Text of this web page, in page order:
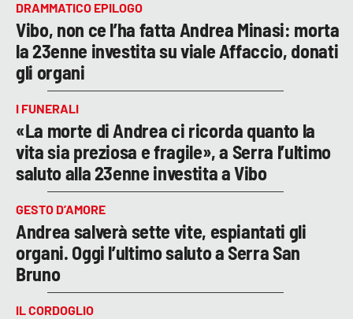
DRAMMATICO EPILOGO
Vibo, non ce l’ha fatta Andrea Minasi: morta
la 23enne investita su viale Affaccio, donati
gli organi
I FUNERALI
«La morte di Andrea ci ricorda quanto la
vita sia preziosa e fragile», a Serra l’ultimo
saluto alla 23enne investita a Vibo
GESTO D’AMORE
Andrea salverà sette vite, espiantati gli
organi. Oggi l’ultimo saluto a Serra San
Bruno
IL CORDOGLIO